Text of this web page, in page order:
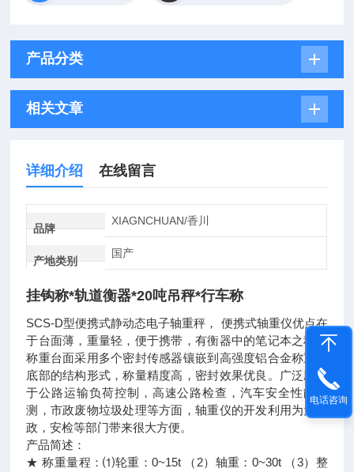
产品分类
相关文章
详细介绍 在线留言
品牌
XIAGNCHUAN/香川
产地类别
国产
挂钩称*轨道衡器*20吨吊秤*行车称
SCS-D型便携式静动态电子轴重秤， 便携式轴重仪优点在
于台面薄，重量轻，便于携带，有衡器中的笔记本之称。
称重台面采用多个密封传感器镶嵌到高强度铝合金称重台
底部的结构形式，称量精度高，密封效果优良。广泛应用
于公路运输负荷控制，高速公路检查，汽车安全性能检
测，市政废物垃圾处理等方面，轴重仪的开发利用为为市
政，安检等部门带来很大方便。
产品简述：
★ 称重量程：⑴轮重：0~15t （2）轴重：0~30t （3）整
电话咨询